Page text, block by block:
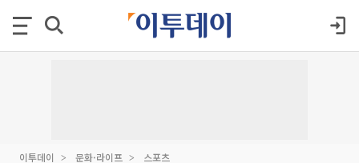
이투데이 문화·라이프 스포츠